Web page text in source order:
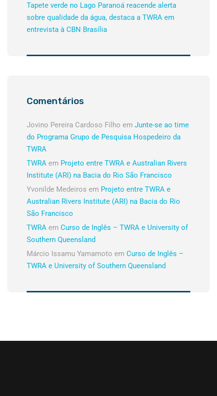
Tapete verde no Lago Paranoá reacende alerta
sobre qualidade da água, destaca a TWRA em
entrevista à CBN Brasília
Comentários
Jovino Pereira Cardoso Filho em Junte-se ao time
do Programa Grupo de Pesquisa Hospedeiro da
TWRA
TWRA em Projeto entre TWRA e Australian Rivers
Institute (ARI) na Bacia do Rio São Francisco
Yvonilde Medeiros em Projeto entre TWRA e
Australian Rivers Institute (ARI) na Bacia do Rio
São Francisco
TWRA em Curso de Inglês – TWRA e University of
Southern Queensland
Márcio Issamu Yamamoto em Curso de Inglês –
TWRA e University of Southern Queensland